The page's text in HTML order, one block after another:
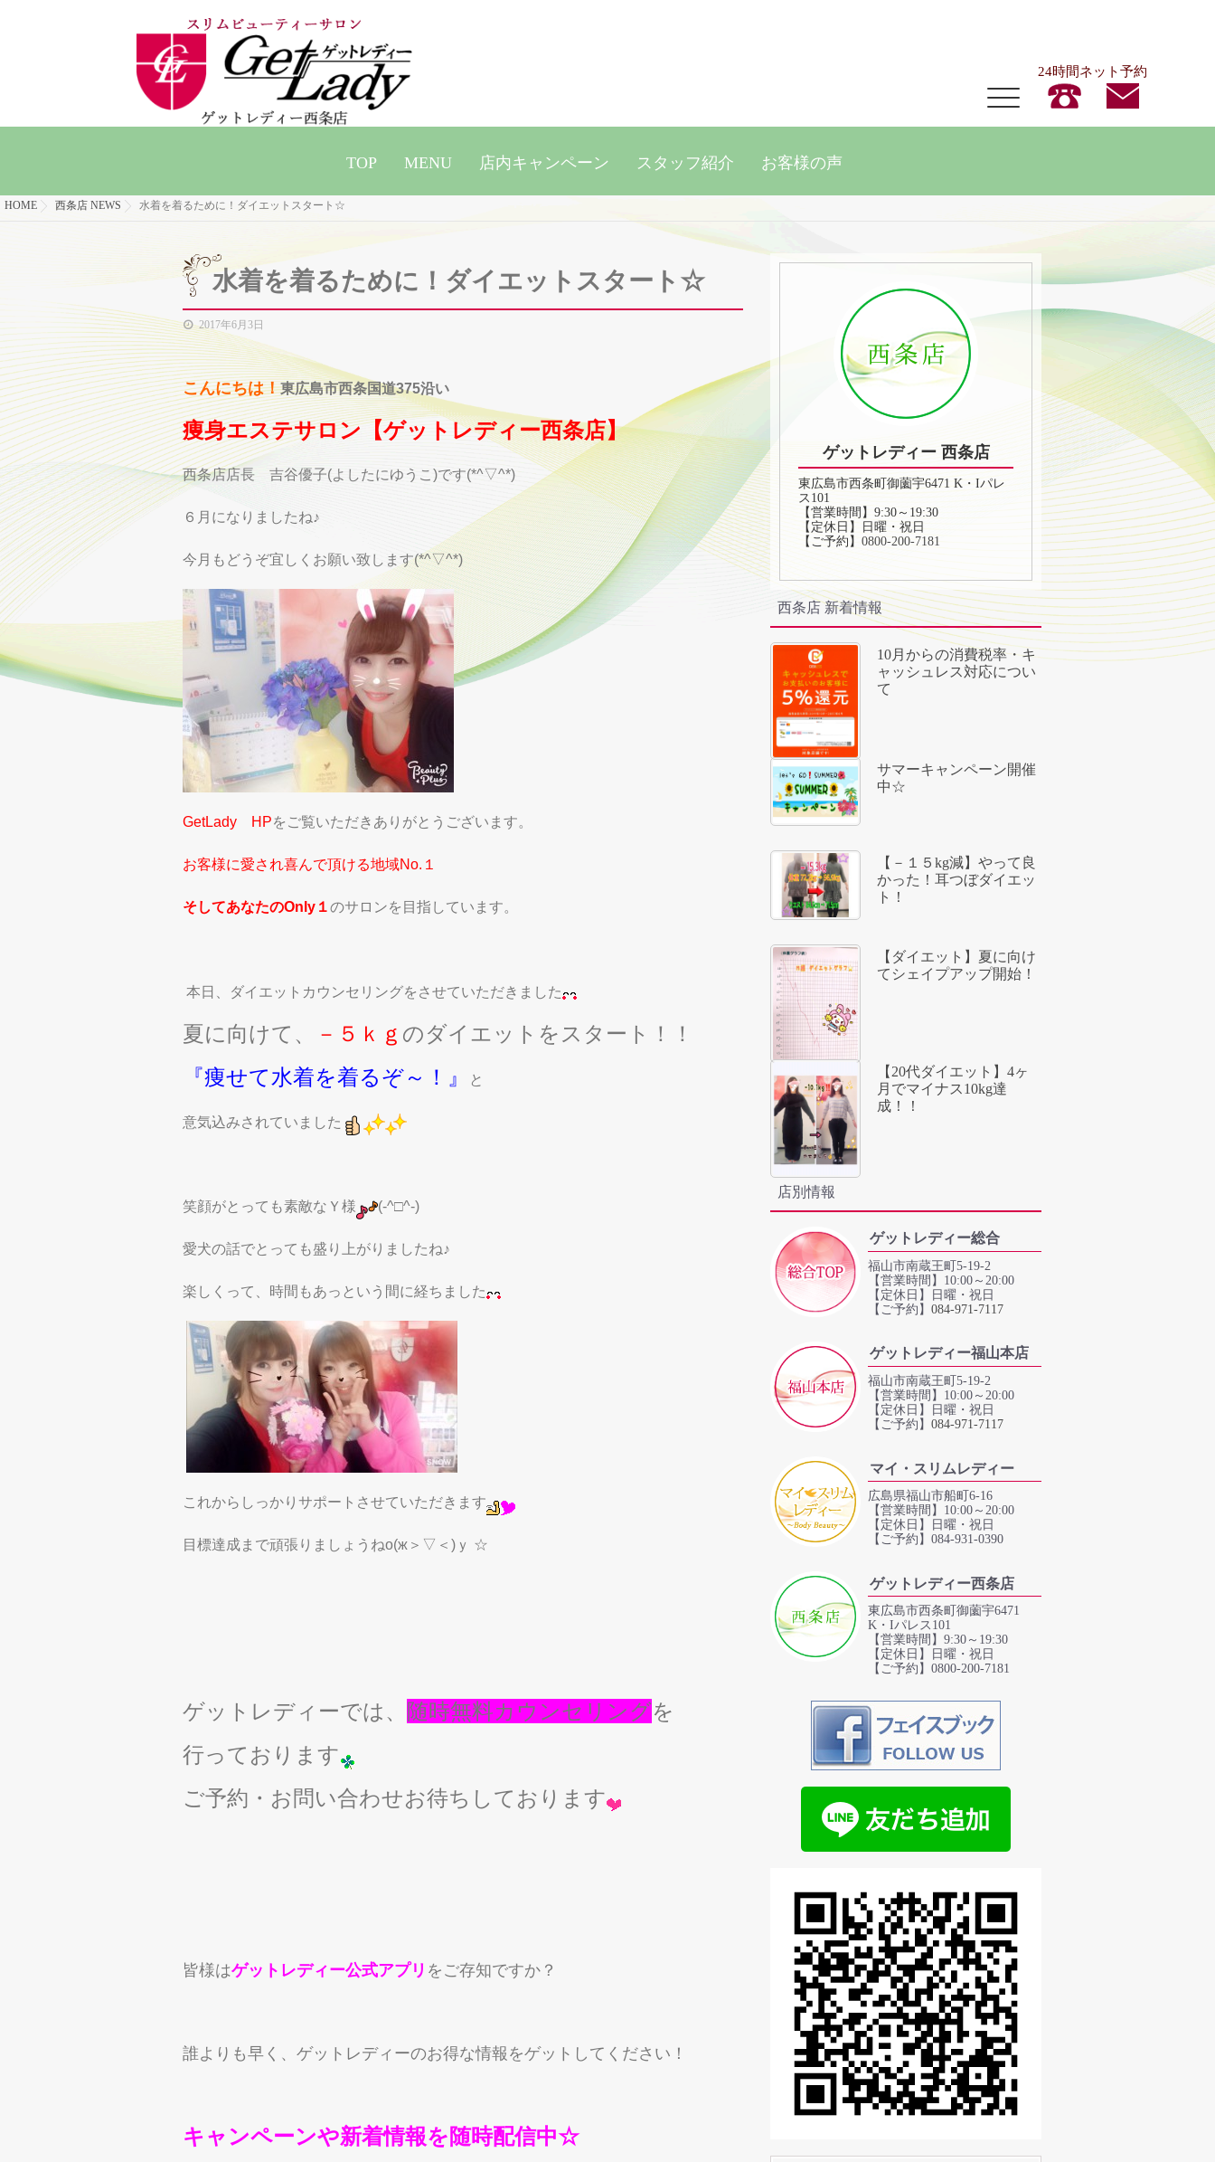
24時間ネット予約
TOP MENU 店内キャンペーン スタッフ紹介 お客様の声
HOME 西条店 NEWS 水着を着るために！ダイエットスタート☆
水着を着るために！ダイエットスタート☆
2017年6月3日
こんにちは！東広島市西条国道375沿い
痩身エステサロン【ゲットレディー西条店】
西条店店長 吉谷優子(よしたにゆうこ)です(*^▽^*)
６月になりましたね♪
今月もどうぞ宜しくお願い致します(*^▽^*)
GetLady HPをご覧いただきありがとうございます。
お客様に愛され喜んで頂ける地域No.１
そしてあなたのOnly１のサロンを目指しています。
本日、ダイエットカウンセリングをさせていただきました
夏に向けて、 －５ｋｇ のダイエットをスタート！！
『痩せて水着を着るぞ～！』
と
意気込みされていました
笑顔がとっても素敵なＹ様 (-^□^-)
愛犬の話でとっても盛り上がりましたね♪
楽しくって、時間もあっという間に経ちました
これからしっかりサポートさせていただきます
目標達成まで頑張りましょうねо(ж＞▽＜)ｙ ☆
ゲットレディーでは、 随時無料カウンセリングを
行っております
ご予約・お問い合わせお待ちしております
皆様はゲットレディー公式アプリ をご存知ですか？
誰よりも早く、ゲットレディーのお得な情報をゲットしてください！
キャンペーンや新着情報を随時配信中☆
ゲットレディー 西条店
東広島市西条町御薗宇6471 K・Iパレ
ス101
【営業時間】9:30～19:30
【定休日】日曜・祝日
【ご予約】 0800-200-7181
西条店 新着情報
10月からの消費税率・キ
ャッシュレス対応につい
て
サマーキャンペーン開催
中☆
【－１５kg減】やって良
かった！耳つぼダイエッ
ト！
【ダイエット】夏に向け
てシェイプアップ開始！
【20代ダイエット】4ヶ
月でマイナス10kg達
成！！
店別情報
ゲットレディー総合
福山市南蔵王町5-19-2
【営業時間】10:00～20:00
【定休日】日曜・祝日
【ご予約】 084‐971‐7117
ゲットレディー福山本店
福山市南蔵王町5-19-2
【営業時間】10:00～20:00
【定休日】日曜・祝日
【ご予約】 084‐971‐7117
マイ・スリムレディー
広島県福山市船町6-16
【営業時間】10:00～20:00
【定休日】日曜・祝日
【ご予約】084-931-0390
ゲットレディー西条店
東広島市西条町御薗宇6471
K・Iパレス101
【営業時間】9:30～19:30
【定休日】日曜・祝日
【ご予約】0800-200-7181